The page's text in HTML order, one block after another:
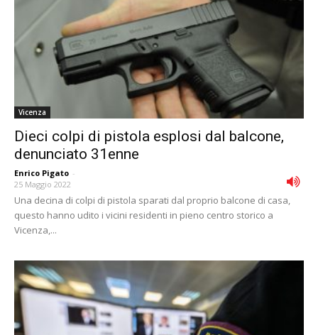
Vicenza
Dieci colpi di pistola esplosi dal balcone,
denunciato 31enne
Enrico Pigato -
25 Maggio 2022
Una decina di colpi di pistola sparati dal proprio balcone di casa,
questo hanno udito i vicini residenti in pieno centro storico a
Vicenza,...